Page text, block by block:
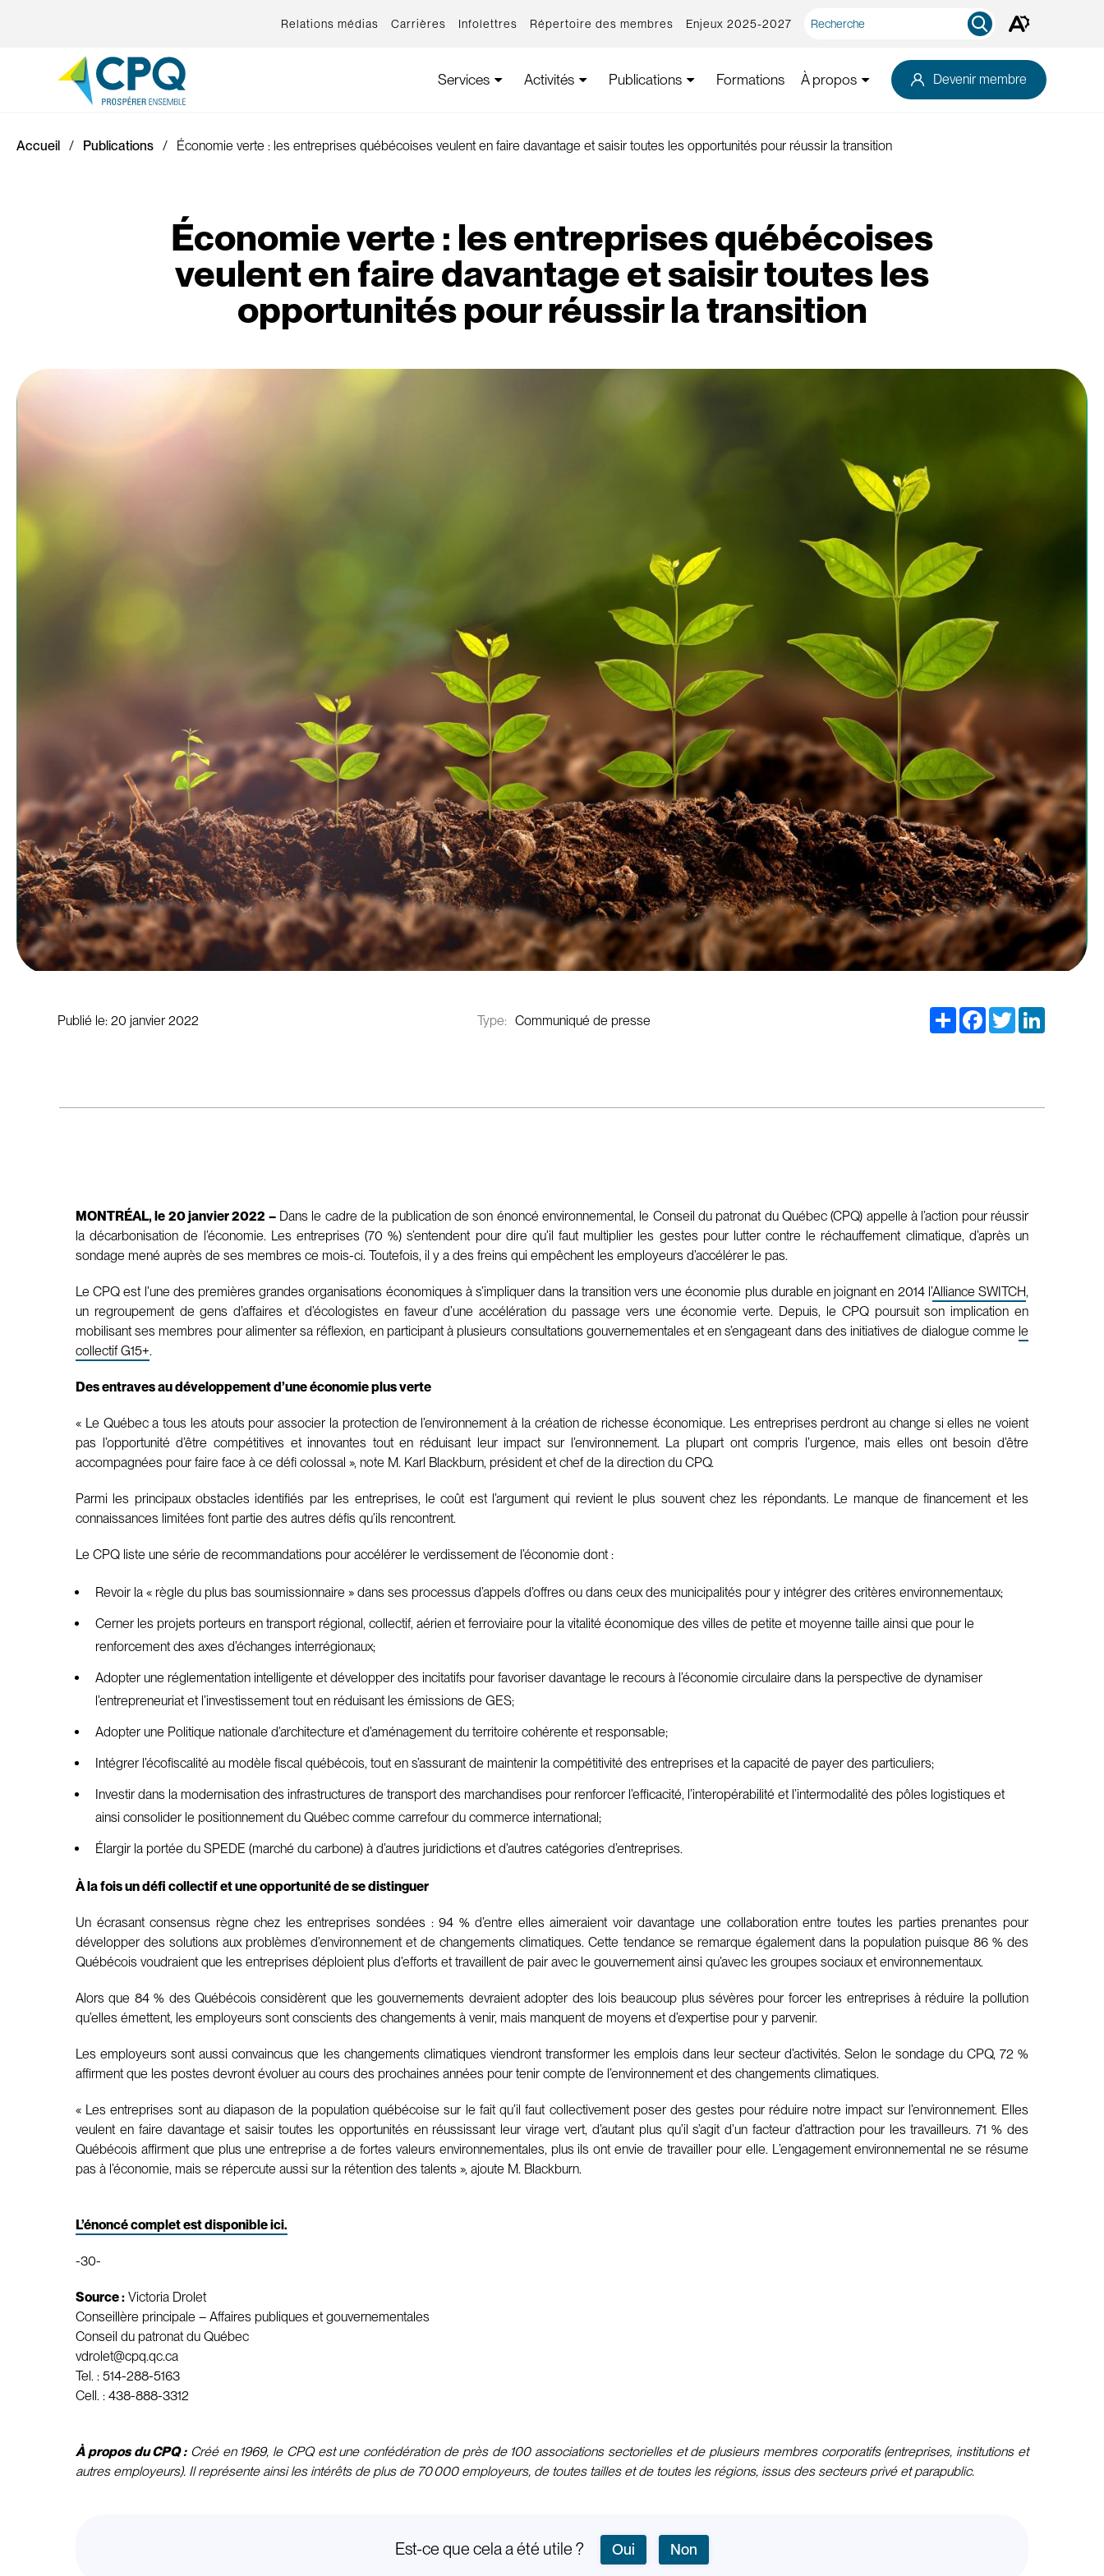
Relations médias Carrières Infolettres Répertoire des membres Enjeux 2025-2027
rapide
Ouvrez
d'outils
d'accessibilité.
Services Activités Publications Formations À propos Devenir membre
Accueil Publications Économie verte : les entreprises québécoises veulent en faire davantage et saisir toutes les opportunités pour réussir la transition
Économie verte : les entreprises québécoises
veulent en faire davantage et saisir toutes les
opportunités pour réussir la transition
Publié le: 20 janvier 2022 Type: Communiqué de presse Share Facebook
Twitter
MONTRÉAL, le 20 janvier 2022 –Dans le cadre de la publication de son énoncé environnemental, le Conseil du patronat du Québec (CPQ) appelle à l’action pour réussir
la décarbonisation de l’économie. Les entreprises (70 %) s’entendent pour dire qu’il faut multiplier les gestes pour lutter contre le réchauffement climatique, d’après un
sondage mené auprès de ses membres ce mois-ci. Toutefois, il y a des freins qui empêchent les employeurs d’accélérer le pas.
Le CPQ est l’une des premières grandes organisations économiques à s’impliquer dans la transition vers une économie plus durable en joignant en 2014 l’Alliance SWITCH,
un regroupement de gens d’affaires et d’écologistes en faveur d’une accélération du passage vers une économie verte. Depuis, le CPQ poursuit son implication en
mobilisant ses membres pour alimenter sa réflexion, en participant à plusieurs consultations gouvernementales et en s’engageant dans des initiatives de dialogue comme le
collectif G15+.
Des entraves au développement d’une économie plus verte
« Le Québec a tous les atouts pour associer la protection de l’environnement à la création de richesse économique. Les entreprises perdront au change si elles ne voient
pas l’opportunité d’être compétitives et innovantes tout en réduisant leur impact sur l’environnement. La plupart ont compris l’urgence, mais elles ont besoin d’être
accompagnées pour faire face à ce défi colossal », note M. Karl Blackburn, président et chef de la direction du CPQ.
Parmi les principaux obstacles identifiés par les entreprises, le coût est l’argument qui revient le plus souvent chez les répondants. Le manque de financement et les
connaissances limitées font partie des autres défis qu’ils rencontrent.
Le CPQ liste une série de recommandations pour accélérer le verdissement de l’économie dont :
Revoir la « règle du plus bas soumissionnaire » dans ses processus d’appels d’offres ou dans ceux des municipalités pour y intégrer des critères environnementaux;
Cerner les projets porteurs en transport régional, collectif, aérien et ferroviaire pour la vitalité économique des villes de petite et moyenne taille ainsi que pour le
renforcement des axes d’échanges interrégionaux;
Adopter une réglementation intelligente et développer des incitatifs pour favoriser davantage le recours à l’économie circulaire dans la perspective de dynamiser
l’entrepreneuriat et l’investissement tout en réduisant les émissions de GES;
Adopter une Politique nationale d’architecture et d’aménagement du territoire cohérente et responsable;
Intégrer l’écofiscalité au modèle fiscal québécois, tout en s’assurant de maintenir la compétitivité des entreprises et la capacité de payer des particuliers;
Investir dans la modernisation des infrastructures de transport des marchandises pour renforcer l’efficacité, l’interopérabilité et l’intermodalité des pôles logistiques et
ainsi consolider le positionnement du Québec comme carrefour du commerce international;
Élargir la portée du SPEDE (marché du carbone) à d’autres juridictions et d’autres catégories d’entreprises.
À la fois un défi collectif et une opportunité de se distinguer
Un écrasant consensus règne chez les entreprises sondées : 94 % d’entre elles aimeraient voir davantage une collaboration entre toutes les parties prenantes pour
développer des solutions aux problèmes d’environnement et de changements climatiques. Cette tendance se remarque également dans la population puisque 86 % des
Québécois voudraient que les entreprises déploient plus d’efforts et travaillent de pair avec le gouvernement ainsi qu’avec les groupes sociaux et environnementaux.
Alors que 84 % des Québécois considèrent que les gouvernements devraient adopter des lois beaucoup plus sévères pour forcer les entreprises à réduire la pollution
qu’elles émettent, les employeurs sont conscients des changements à venir, mais manquent de moyens et d’expertise pour y parvenir.
Les employeurs sont aussi convaincus que les changements climatiques viendront transformer les emplois dans leur secteur d’activités. Selon le sondage du CPQ, 72 %
affirment que les postes devront évoluer au cours des prochaines années pour tenir compte de l’environnement et des changements climatiques.
« Les entreprises sont au diapason de la population québécoise sur le fait qu’il faut collectivement poser des gestes pour réduire notre impact sur l’environnement. Elles
veulent en faire davantage et saisir toutes les opportunités en réussissant leur virage vert, d’autant plus qu’il s’agit d’un facteur d’attraction pour les travailleurs. 71 % des
Québécois affirment que plus une entreprise a de fortes valeurs environnementales, plus ils ont envie de travailler pour elle. L’engagement environnemental ne se résume
pas à l’économie, mais se répercute aussi sur la rétention des talents », ajoute M. Blackburn.
L’énoncé complet est disponible ici.
-30-
Source : Victoria Drolet
Conseillère principale – Affaires publiques et gouvernementales
Conseil du patronat du Québec
vdrolet@cpq.qc.ca
Tel. : 514-288-5163
Cell. : 438-888-3312
À propos du CPQ :Créé en 1969, le CPQ est une confédération de près de 100 associations sectorielles et de plusieurs membres corporatifs (entreprises, institutions et
autres employeurs). Il représente ainsi les intérêts de plus de 70 000 employeurs, de toutes tailles et de toutes les régions, issus des secteurs privé et parapublic.
Est-ce que cela a été utile ? Oui Non